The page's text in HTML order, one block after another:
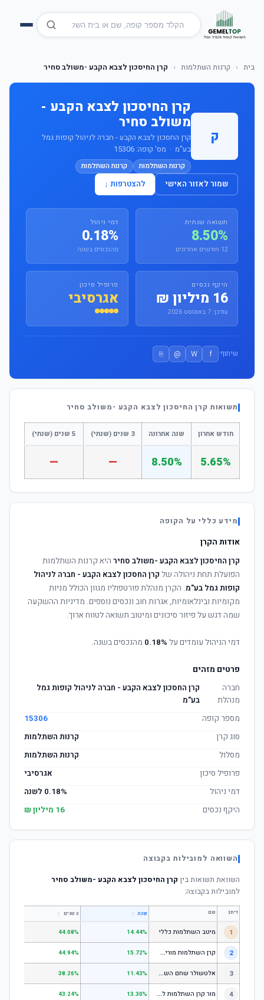
בית › קרנות השתלמות › קרן החיסכון לצבא הקבע -משולב סחיר
ק
קרן החיסכון לצבא הקבע -
משולב סחיר
קרן החסכון לצבא הקבע - חברה לניהול קופות גמל
בע"מ · מס' קופה: 15306
קרנות השתלמות קרנות השתלמות
שמור לאזור האישי להצטרפות ↓
תשואה שנתית
8.50%
12 חודשים אחרונים
דמי ניהול
0.18%
מהנכסים בשנה
היקף נכסים
16 מיליון ₪
עודכן: 7 באוגוסט 2026
פרופיל סיכון
אגרסיבי
שיתוף: f
W
@
⎘
תשואות קרן החיסכון לצבא הקבע -משולב סחיר
חודש אחרון שנה אחרונה 3 שנים (שנתי) 5 שנים (שנתי)
5.65%
8.50%
—
—
מידע כללי על הקופה
אודות הקרן
קרן החיסכון לצבא הקבע -משולב סחיר היא קרנות השתלמות
הפועלת תחת ניהולה של קרן החסכון לצבא הקבע - חברה לניהול
קופות גמל בע"מ. הקרן מנהלת פורטפוליו מגוון הכולל מניות
מקומיות ובינלאומיות, אגרות חוב ונכסים נוספים. מדיניות ההשקעה
שמה דגש על פיזור סיכונים ומיטוב תשואה לטווח ארוך.
דמי הניהול עומדים על 0.18% מהנכסים בשנה.
פרטים מזהים
חברה
מנהלת
קרן החסכון לצבא הקבע - חברה לניהול קופות גמל
בע"מ
מספר קופה
15306
סוג קרן
קרנות השתלמות
מסלול
קרנות השתלמות
פרופיל סיכון
אגרסיבי
דמי ניהול
0.18% לשנה
היקף נכסים
16 מיליון ₪
השוואה למובילות בקבוצה
השוואת תשואות בין קרן החיסכון לצבא הקבע -משולב סחיר
למובילות בקבוצה:
דירוג שם שנה ↕ 3 שנים ↕
1 מיטב השתלמות כללי 14.44%
44.08%
2 ק
רן השתלמות מורים וגננות המסלול הרגיל - מסלול כללי 15.72%
44.94%
3 א
לטשולר שחם השתלמות כללי 11.43%
38.26%
4 מ
ור קרן השתלמות לשכירים ולעצמאים - כללי 13.30%
43.24%